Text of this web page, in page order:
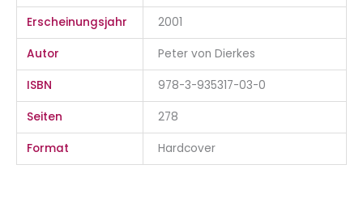
Erscheinungsjahr 2001
Autor Peter von Dierkes
ISBN 978-3-935317-03-0
Seiten 278
Format Hardcover